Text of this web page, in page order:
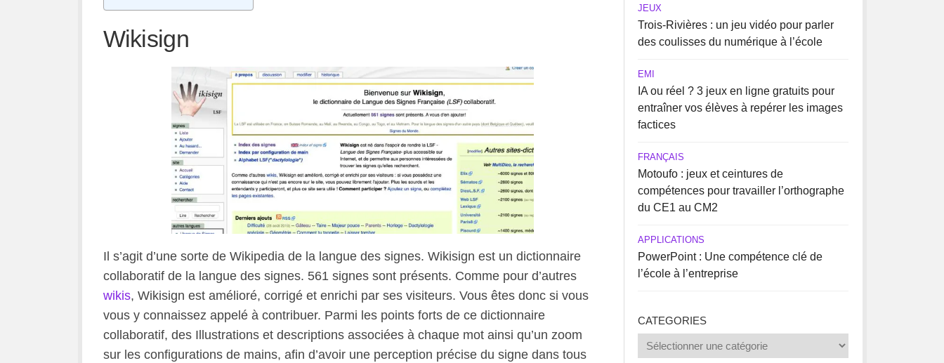
Wikisign
Il s’agit d’une sorte de Wikipedia de la langue des signes. Wikisign est un dictionnaire
collaboratif de la langue des signes. 561 signes sont présents. Comme pour d’autres
wikis, Wikisign est amélioré, corrigé et enrichi par ses visiteurs. Vous êtes donc si vous
vous y connaissez appelé à contribuer. Parmi les points forts de ce dictionnaire
collaboratif, des Illustrations et descriptions associées à chaque mot ainsi qu’un zoom
sur les configurations de mains, afin d’avoir une perception précise du signe dans tous
JEUX
Trois-Rivières : un jeu vidéo pour parler
des coulisses du numérique à l’école
EMI
IA ou réel ? 3 jeux en ligne gratuits pour
entraîner vos élèves à repérer les images
factices
FRANÇAIS
Motoufo : jeux et ceintures de
compétences pour travailler l’orthographe
du CE1 au CM2
APPLICATIONS
PowerPoint : Une compétence clé de
l’école à l’entreprise
CATEGORIES
Categories